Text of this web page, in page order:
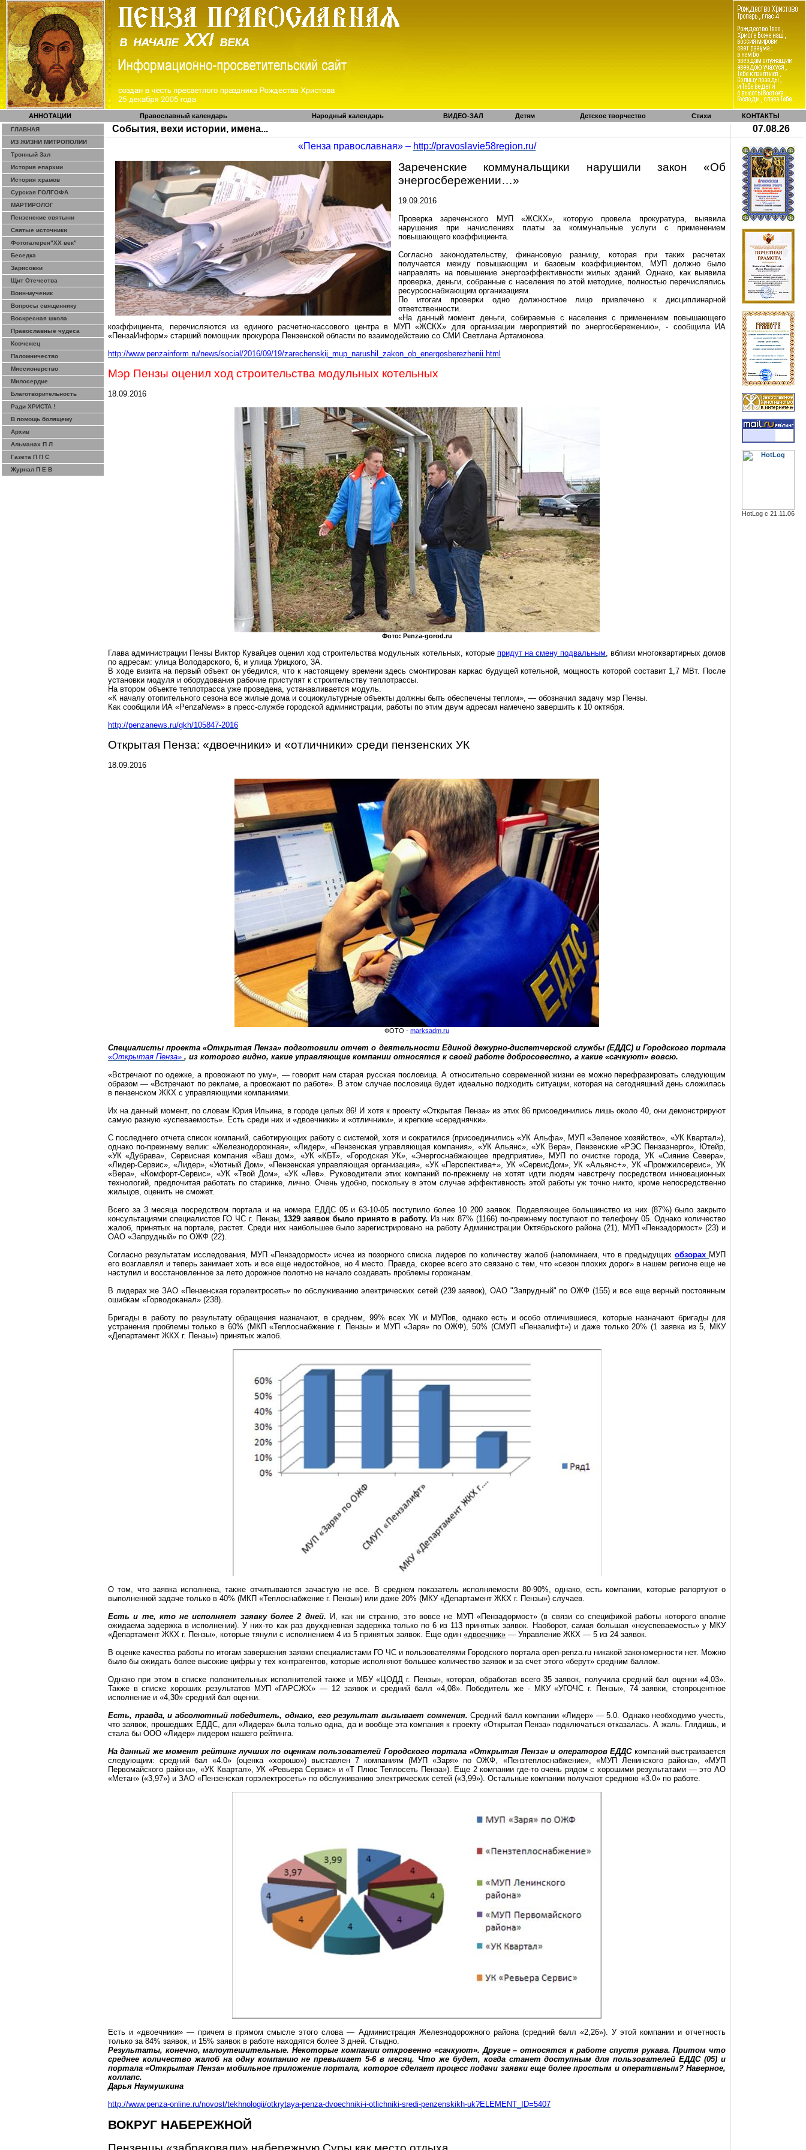
АННОТАЦИИ Православный календарь Народный календарь ВИДЕО-ЗАЛ Детям Детское творчество Стихи КОНТАКТЫ
ГЛАВНАЯ
ИЗ ЖИЗНИ МИТРОПОЛИИ
Тронный Зал
История епархии
История храмов
Сурская ГОЛГОФА
МАРТИРОЛОГ
Пензенские святыни
Святые источники
Фотогалерея"ХХ век"
Беседка
Зарисовки
Щит Отечества
Воин-мученик
Вопросы священнику
Воскресная школа
Православные чудеса
Ковчежец
Паломничество
Миссионерство
Милосердие
Благотворительность
Ради ХРИСТА !
В помощь болящему
Архив
Альманах П Л
Газета П П С
Журнал П Е В
События, вехи истории, имена...
07.08.26
«Пенза православная» – http://pravoslavie58region.ru/
Зареченские коммунальщики нарушили закон «Об
энергосбережении…»
19.09.2016
Проверка зареченского МУП «ЖСКХ», которую провела прокуратура, выявила
нарушения при начислениях платы за коммунальные услуги с применением
повышающего коэффициента.
Согласно законодательству, финансовую разницу, которая при таких расчетах
получается между повышающим и базовым коэффициентом, МУП должно было
направлять на повышение энергоэффективностижилых зданий. Однако, как выявила
проверка, деньги, собранные с населения по этой методике, полностью перечислялись
ресурсоснабжающим организациям.
По итогам проверки одно должностное лицо привлечено к дисциплинарной
ответственности.
«На данный момент деньги, собираемые с населения с применением повышающего
коэффициента, перечисляются из единого расчетно-кассового центра в МУП «ЖСКХ» для организации мероприятий по энергосбережению», - сообщила ИА
«ПензаИнформ» старший помощник прокурора Пензенской области по взаимодействию со СМИ Светлана Артамонова.
http://www.penzainform.ru/news/social/2016/09/19/zarechenskij_mup _narushil_zakon_ob_energosberezhenii.html
Мэр Пензы оценил ход строительства модульных котельных
18.09.2016
Фото: Penza-gorod.ru
Глава администрации Пензы Виктор Кувайцев оценил ход строительства модульных котельных, которые придут на смену подвальным, вблизи многоквартирных домов
по адресам: улица Володарского, 6, и улица Урицкого, 3А.
В ходе визита на первый объект он убедился, что к настоящему времени здесь смонтирован каркас будущей котельной, мощность которой составит 1,7 МВт. После
установки модуля и оборудования рабочие приступят к строительству теплотрассы.
На втором объекте теплотрасса уже проведена, устанавливается модуль.
«К началу отопительного сезона все жилые дома и социокультурные объекты должны быть обеспечены теплом», — обозначил задачу мэр Пензы.
Как сообщили ИА «PenzaNews» в пресс-службе городской администрации, работы по этим двум адресам намечено завершить к 10 октября.
http://penzanews.ru/gkh/105847-2016
Открытая Пенза: «двоечники» и «отличники» среди пензенских УК
18.09.2016
ФОТО - marksadm.ru
Специалисты проекта «Открытая Пенза» подготовили отчет о деятельности Единой дежурно-диспетчерской службы (ЕДДС) и Городского портала
«Открытая Пенза» , из которого видно, какие управляющие компании относятся к своей работе добросовестно, а какие «сачкуют» вовсю.
«Встречают по одежке, а провожают по уму», — говорит нам старая русская пословица. А относительно современной жизни ее можно перефразировать следующим
образом — «Встречают по рекламе, а провожают по работе». В этом случае пословица будет идеально подходить ситуации, которая на сегодняшний день сложилась
в пензенском ЖКХ с управляющими компаниями.
Их на данный момент, по словам Юрия Ильина, в городе целых 86! И хотя к проекту «Открытая Пенза» из этих 86 присоединились лишь около 40, они демонстрируют
самую разную «успеваемость». Есть среди них и «двоечники» и «отличники», и крепкие «середнячки».
С последнего отчета список компаний, саботирующих работу с системой, хотя и сократился (присоединились «УК Альфа», МУП «Зеленое хозяйство», «УК Квартал»),
однако по-прежнему велик:«Железнодорожная», «Лидер», «Пензенская управляющая компания», «УК Альянс», «УК Вера», Пензенские «РЭС Пензаэнерго», Ютейр,
«УК «Дубрава», Сервисная компания «Ваш дом», «УК «КБТ», «Городская УК», «Энергоснабжающее предприятие», МУП по очистке города, УК «Сияние Севера»,
«Лидер-Сервис», «Лидер», «Уютный Дом», «Пензенская управляющая организация», «УК «Перспектива+», УК «СервисДом», УК «Альянс+», УК «Промжилсервис», УК
«Вера», «Комфорт-Сервис», «УК «Твой Дом», «УК «Лев». Руководители этих компаний по-прежнему не хотят идти людям навстречу посредством инновационных
технологий, предпочитая работать по старинке, лично. Очень удобно, поскольку в этом случае эффективность этой работы уж точно никто, кроме непосредственно
жильцов, оценить не сможет.
Всего за 3 месяца посредством портала и на номера ЕДДС 05 и 63-10-05 поступило более 10 200 заявок. Подавляющее большинство из них (87%) было закрыто
консультациями специалистов ГО ЧС г. Пензы,1329 заявок было принято в работу. Из них 87% (1166) по-прежнему поступают по телефону 05. Однако количество
жалоб, принятых на портале, растет. Среди них наибольшее было зарегистрировано на работу Администрации Октябрьского района (21), МУП «Пензадормост» (23) и
ОАО «Запрудный» по ОЖФ (22).
Согласно результатам исследования, МУП «Пензадормост» исчез из позорного списка лидеров по количеству жалоб (напоминаем, что в предыдущих обзорах МУП
его возглавлял и теперь занимает хоть и все еще недостойное, но 4 место. Правда, скорее всего это связано с тем, что «сезон плохих дорог» в нашем регионе еще не
наступил и восстановленное за лето дорожное полотно не начало создавать проблемы горожанам.
В лидерах же ЗАО «Пензенская горэлектросеть» по обслуживанию электрических сетей (239 заявок), ОАО "Запрудный" по ОЖФ (155) и все еще верный постоянным
ошибкам «Горводоканал» (238).
Бригады в работу по результату обращения назначают, в среднем, 99% всех УК и МУПов, однако есть и особо отличившиеся, которые назначают бригады для
устранения проблемы только в 60% (МКП «Теплоснабжение г. Пензы» и МУП «Заря» по ОЖФ), 50% (СМУП «Пензалифт») и даже только 20% (1 заявка из 5, МКУ
«Департамент ЖКХ г. Пензы») принятых жалоб.
О том, что заявка исполнена, также отчитываются зачастую не все. В среднем показательисполняемости 80-90%, однако, есть компании, которые рапортуют о
выполненной задаче только в 40% (МКП «Теплоснабжение г. Пензы») или даже 20% (МКУ «Департамент ЖКХ г. Пензы») случаев.
Есть и те, кто не исполняет заявку более 2 дней. И, как ни странно, это вовсе не МУП «Пензадормост» (в связи со спецификой работы которого вполне
ожидаема задержка в исполнении). У них-то как раз двухдневная задержка только по 6 из 113 принятых заявок. Наоборот, самая большая «неуспеваемость» у МКУ
«Департамент ЖКХ г. Пензы», которые тянули с исполнением 4 из 5 принятых заявок. Еще один «двоечник» — Управление ЖКХ — 5 из 24 заявок.
В оценке качества работы по итогам завершения заявки специалистами ГО ЧС и пользователями Городского портала open-penza.ru никакой закономерности нет. Можно
было бы ожидать более высокие цифры у тех контрагентов, которые исполняют большее количество заявок и за счет этого «берут» средним баллом.
Однако при этом в списке положительных исполнителей также и МБУ «ЦОДД г. Пензы», которая, обработав всего 35 заявок, получила средний бал оценки «4,03».
Также в списке хороших результатов МУП «ГАРСЖХ» — 12 заявок и средний балл «4,08». Победитель же - МКУ «УГОЧС г. Пензы», 74 заявки, стопроцентное
исполнение и «4,30» средний бал оценки.
Есть, правда, и абсолютный победитель, однако, его результат вызывает сомнения. Средний балл компании «Лидер» — 5.0. Однако необходимо учесть,
что заявок, прошедших ЕДДС, для «Лидера» была только одна, да и вообще эта компания к проекту «Открытая Пенза» подключаться отказалась. А жаль. Глядишь, и
стала бы ООО «Лидер» лидером нашего рейтинга.
На данный же момент рейтинг лучших по оценкам пользователей Городского портала «Открытая Пенза» и операторов ЕДДСкомпаний выстраивается
следующим: средний бал «4.0» (оценка «хорошо») выставлен 7 компаниям (МУП «Заря» по ОЖФ, «Пензтеплоснабжение», «МУП Ленинского района», «МУП
Первомайского района», «УК Квартал», УК «РевьераСервис» и «Т Плюс Теплосеть Пенза»). Еще 2 компании где-то очень рядом с хорошими результатами — это АО
«Метан» («3,97») и ЗАО «Пензенская горэлектросеть» по обслуживанию электрических сетей («3,99»). Остальные компании получают среднюю «3.0» по работе.
Есть и «двоечники» — причем в прямом смысле этого слова — Администрация Железнодорожного района (средний балл «2,26»). У этой компании и отчетность
только за 84% заявок, и 15% заявок в работе находятся более 3 дней. Стыдно.
Результаты, конечно, малоутешительные. Некоторые компании откровенно «сачкуют». Другие – относятся к работе спустя рукава. Притом что
среднее количество жалоб на одну компанию не превышает 5-6 в месяц. Что же будет, когда станет доступным для пользователей ЕДДС (05) и
портала «Открытая Пенза» мобильное приложение портала, которое сделает процесс подачи заявки еще более простым и оперативным? Наверное,
коллапс.
Дарья Наумушкина
http://www.penza-online.ru/novost/tekhnologii/otkrytaya-penza-dvoechniki-i-otlichniki-sredi-penzenskikh-uk?ELEMENT_ID=5407
ВОКРУГ НАБЕРЕЖНОЙ
HotLog с 21.11.06